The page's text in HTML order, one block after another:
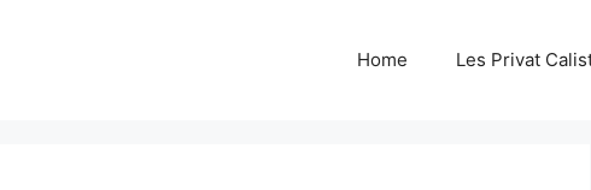
Home Les Privat